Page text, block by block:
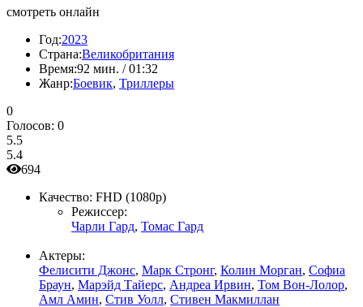
смотреть онлайн
Год:2023
Страна:Великобритания
Время:92 мин. / 01:32
Жанр:Боевик, Триллеры
0
Голосов: 0
5.5
5.4
694
Качество: FHD (1080p)
Режиссер:
Чарли Гард, Томас Гард
Актеры:
Фелисити Джонс, Марк Стронг, Колин Морган, Софиа
Браун, Марэйд Тайерс, Андреа Ирвин, Том Вон-Лолор,
Амл Амин, Стив Уолл, Стивен Макмиллан